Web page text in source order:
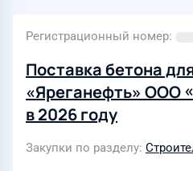
переработки грузов
Лот № 3: Оказание
пожарной
ТПП
База Соликамск,
Регистрационный номер
Поставка бетона
«Яреганефть» ООО
в 2026 году
Закупки по разделу